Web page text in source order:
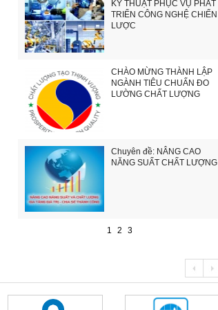
KỸ THUẬT PHỤC VỤ PHÁT
TRIỂN CÔNG NGHỆ CHIẾN
LƯỢC
CHÀO MỪNG THÀNH LẬP
NGÀNH TIÊU CHUẨN ĐO
LƯỜNG CHẤT LƯỢNG
Chuyên đề: NÂNG CAO
NĂNG SUẤT CHẤT LƯỢNG
1 2 3